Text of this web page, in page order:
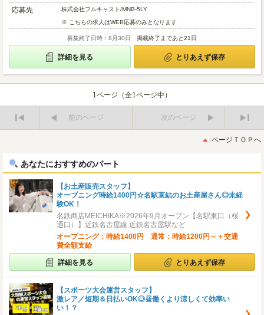
応募先
株式会社フルキャスト/MNB-5LY
※ こちらの求人はWEB応募のみとなります
募集終了日時：8月30日 掲載終了まであと21日
詳細を見る とりあえず保存
1ページ（全1ページ中）
前のページ
次のページ
後
ページＴＯＰへ
あなたにおすすめのパート
【お土産販売スタッフ】
オープニング時給1400円☆名駅直結のお土産屋さん◎未経
験OK！
名鉄商店MEICHIKA※2026年9月オープン【名駅東口（桜
通口）】近鉄名古屋線 近鉄名古屋駅など
オープニング：時給1400円 通常：時給1200円～＋交通
費全額支給
詳細を見る とりあえず保存
【スポーツ大会運営スタッフ】
激レア／短期＆日払いOK◎昼働くより涼しくて効率い
い！？